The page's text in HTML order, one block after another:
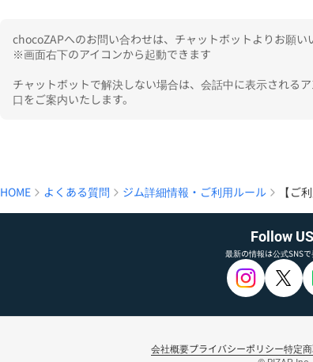
chocoZAPへのお問い合わせは、チャットボットよりお願い
※画面右下のアイコンから起動できます
チャットボットで解決しない場合は、会話中に表示される
口をご案内いたします。
HOME よくある質問 ジム詳細情報・ご利用ルール 【ご
Follow
最新の情報は公式SNSで
会社概要プライバシーポリシー特定